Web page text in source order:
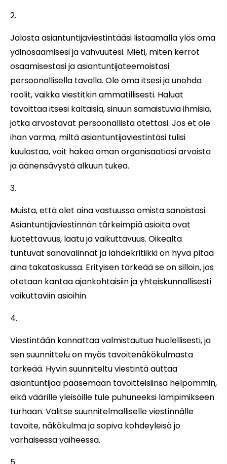
Jalosta asiantuntijaviestintääsi listaamalla ylös oma
ydinosaamisesi ja vahvuutesi. Mieti, miten kerrot
osaamisestasi ja asiantuntijateemoistasi
persoonallisella tavalla. Ole oma itsesi ja unohda
roolit, vaikka viestitkin ammatillisesti. Haluat
tavoittaa itsesi kaltaisia, sinuun samaistuvia ihmisiä,
jotka arvostavat persoonallista otettasi. Jos et ole
ihan varma, miltä asiantuntijaviestintäsi tulisi
kuulostaa, voit hakea oman organisaatiosi arvoista
ja äänensävystä alkuun tukea.
Muista, että olet aina vastuussa omista sanoistasi.
Asiantuntijaviestinnän tärkeimpiä asioita ovat
luotettavuus, laatu ja vaikuttavuus. Oikealta
tuntuvat sanavalinnat ja lähdekritiikki on hyvä pitää
aina takataskussa. Erityisen tärkeää se on silloin, jos
otetaan kantaa ajankohtaisiin ja yhteiskunnallisesti
vaikuttaviin asioihin.
Viestintään kannattaa valmistautua huolellisesti, ja
sen suunnittelu on myös tavoitenäkökulmasta
tärkeää. Hyvin suunniteltu viestintä auttaa
asiantuntijaa pääsemään tavoitteisiinsa helpommin,
eikä väärille yleisöille tule puhuneeksi lämpimikseen
turhaan. Valitse suunnitelmalliselle viestinnälle
tavoite, näkökulma ja sopiva kohdeyleisö jo
varhaisessa vaiheessa.